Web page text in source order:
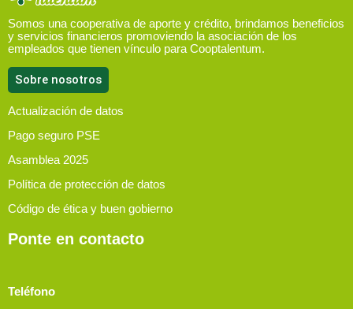
Somos una cooperativa de aporte y crédito, brindamos beneficios
y servicios financieros promoviendo la asociación de los
empleados que tienen vínculo para Cooptalentum.
Sobre nosotros
Actualización de datos
Pago seguro PSE
Asamblea 2025
Política de protección de datos
Código de ética y buen gobierno
Ponte en contacto
Teléfono